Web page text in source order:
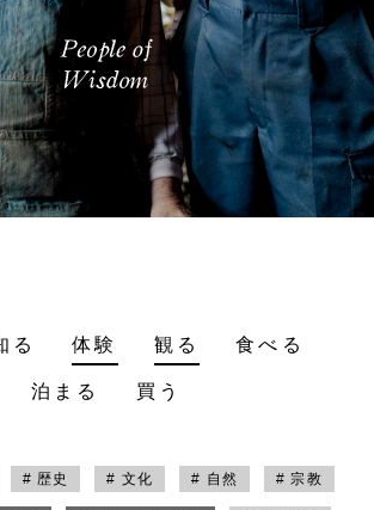
る 体験 観る 食べる
泊まる 買う
# 歴史 # 文化 # 自然 # 宗教